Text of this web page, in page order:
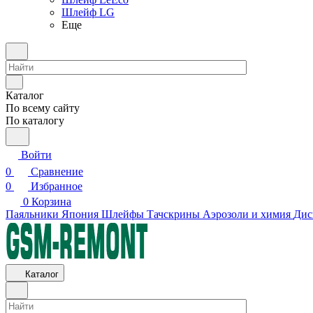
Шлейф LG
Еще
Каталог
По всему сайту
По каталогу
Войти
0
Сравнение
0
Избранное
0 Корзина
Паяльники Япония Шлейфы Тачскрины Аэрозоли и химия
Каталог